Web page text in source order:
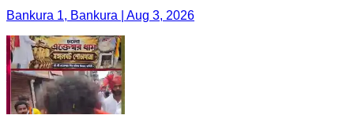
Bankura 1, Bankura | Aug 3, 2026